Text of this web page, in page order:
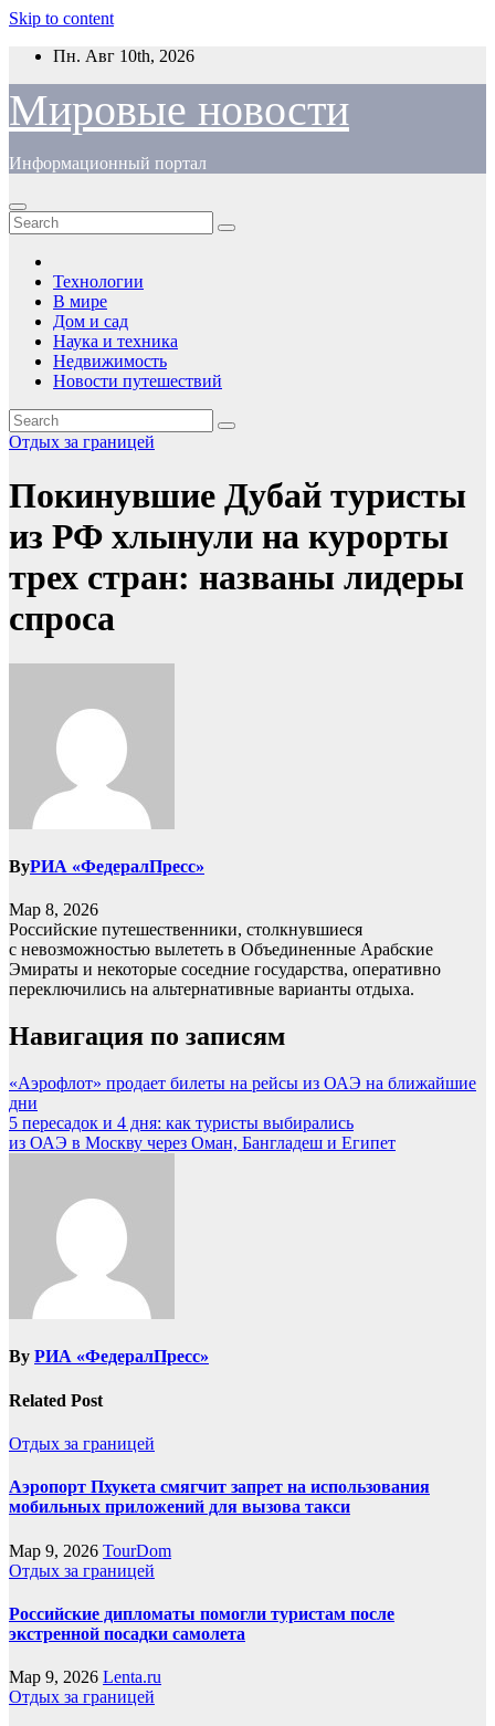
Skip to content
Пн. Авг 10th, 2026
Мировые новости
Информационный портал
Технологии
В мире
Дом и сад
Наука и техника
Недвижимость
Новости путешествий
Отдых за границей
Покинувшие Дубай туристы
из РФ хлынули на курорты
трех стран: названы лидеры
спроса
ByРИА «ФедералПресс»
Мар 8, 2026
Российские путешественники, столкнувшиеся
с невозможностью вылететь в Объединенные Арабские
Эмираты и некоторые соседние государства, оперативно
переключились на альтернативные варианты отдыха.
Навигация по записям
«Аэрофлот» продает билеты на рейсы из ОАЭ на ближайшие
дни
5 пересадок и 4 дня: как туристы выбирались
из ОАЭ в Москву через Оман, Бангладеш и Египет
By РИА «ФедералПресс»
Related Post
Отдых за границей
Аэропорт Пхукета смягчит запрет на использования
мобильных приложений для вызова такси
Мар 9, 2026 TourDom
Отдых за границей
Российские дипломаты помогли туристам после
экстренной посадки самолета
Мар 9, 2026 Lenta.ru
Отдых за границей